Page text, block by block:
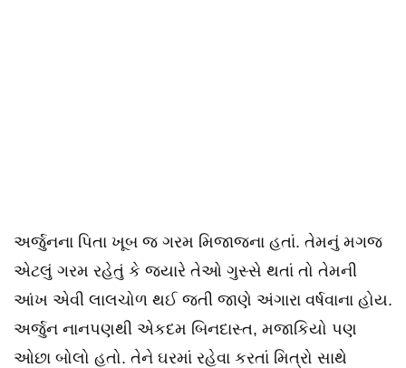
અર્જુનના પિતા ખૂબ જ ગરમ મિજાજના હતાં. તેમનું મગજ
એટલું ગરમ રહેતું કે જ્યારે તેઓ ગુસ્સે થતાં તો તેમની
આંખ એવી લાલચોળ થઈ જતી જાણે અંગારા વર્ષવાના હોય.
અર્જુન નાનપણથી એકદમ બિનદાસ્ત, મજાકિયો પણ
ઓછા બોલો હતો. તેને ઘરમાં રહેવા કરતાં મિત્રો સાથે